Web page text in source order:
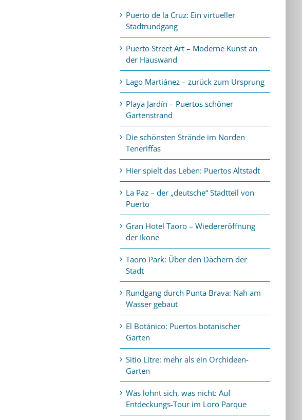
Puerto de la Cruz: Ein virtueller
Stadtrundgang
Puerto Street Art – Moderne Kunst an
der Hauswand
Lago Martiánez – zurück zum Ursprung
Playa Jardín – Puertos schöner
Gartenstrand
Die schönsten Strände im Norden
Teneriffas
Hier spielt das Leben: Puertos Altstadt
La Paz – der „deutsche“ Stadtteil von
Puerto
Gran Hotel Taoro – Wiedereröffnung
der Ikone
Taoro Park: Über den Dächern der
Stadt
Rundgang durch Punta Brava: Nah am
Wasser gebaut
El Botánico: Puertos botanischer
Garten
Sitio Litre: mehr als ein Orchideen-
Garten
Was lohnt sich, was nicht: Auf
Entdeckungs-Tour im Loro Parque